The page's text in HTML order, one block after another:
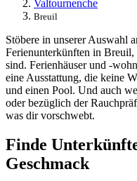
Valtournenche
Breuil
Stöbere in unserer Auswahl
Ferienunterkünften in
sind. Ferienhäuser und -
eine Ausstattung, die keine
und einen Pool. Und auch
oder bezüglich der
was dir vorschwebt.
Finde
Geschmack